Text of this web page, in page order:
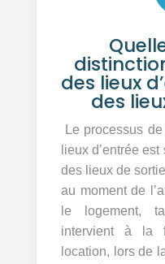
des lieux
des
Le processus
lieux d’entrée
des lieux de
au moment de
le logement,
intervient à la
location, lors de